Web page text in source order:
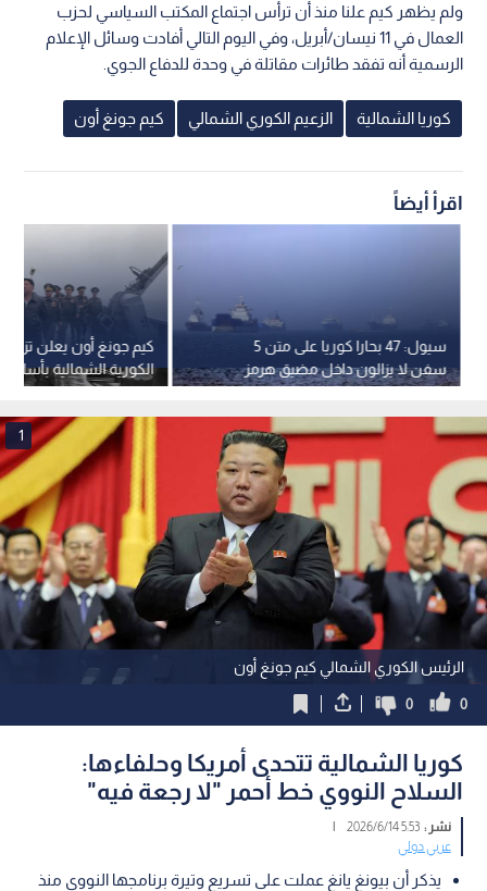
ولم يظهر كيم علنا منذ أن ترأس اجتماع المكتب السياسي لحزب
العمال في 11 نيسان/أبريل، وفي اليوم التالي أفادت وسائل الإعلام
الرسمية أنه تفقد طائرات مقاتلة في وحدة للدفاع الجوي.
كوريا الشمالية الزعيم الكوري الشمالي كيم جونغ أون
اقرأ أيضاً
كيم جونغ أون يعلن تزويد
الكورية الشمالية بأسلحة
سيول: 47 بحارا كوريا على متن 5
سفن لا يزالون داخل مضيق هرمز
الرئيس الكوري الشمالي كيم جونغ أون
1
0
0
كوريا الشمالية تتحدى أمريكا وحلفاءها:
السلاح النووي خط أحمر "لا رجعة فيه"
نشر :5:53 2026/6/14
|
عربي دولي
يذكر أن بيونغ يانغ عملت على تسريع وتيرة برنامجها النووي منذ